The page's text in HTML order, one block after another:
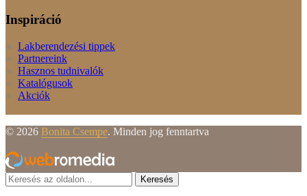
Inspiráció
Lakberendezési tippek
Partnereink
Hasznos tudnivalók
Katalógusok
Akciók
© 2026 Bonita Csempe. Minden jog fenntartva
Keresés